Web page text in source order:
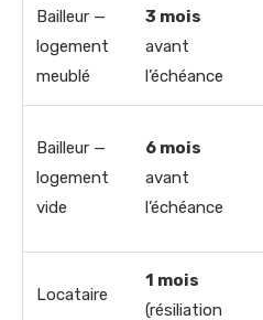
Bailleur —
logement
meublé
3 mois
avant
l’échéance
Bailleur —
logement
vide
6 mois
avant
l’échéance
Locataire
1 mois
(résiliation